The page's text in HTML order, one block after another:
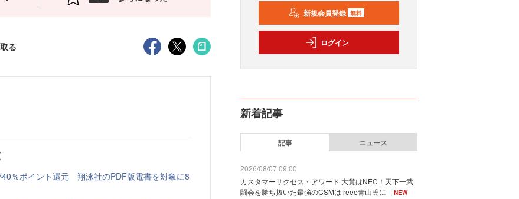
る
％ポイント還元 翔泳社のPDF版電書を対象に8
新規会員登録 無料
ログイン
新着記事
記事 ニュース
2026/08/07 09:00
カスタマーサクセス・アワード 大賞はNEC！天下一武
闘会を勝ち抜いた最強のCSMはfreee青山氏に
NEW